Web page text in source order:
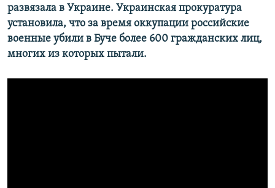
развязала в Украине. Украинская прокуратура
установила, что за время оккупации российские
военные убили в Буче более 600 гражданских лиц,
многих из которых пытали.